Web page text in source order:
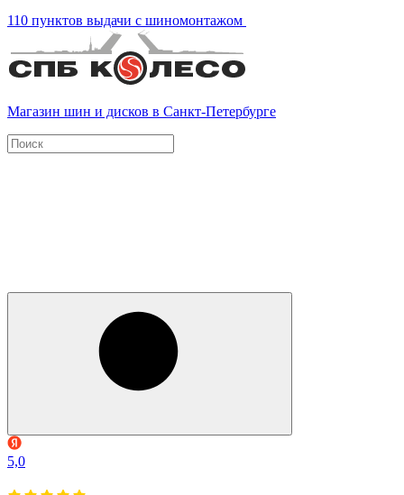
110 пунктов выдачи с шиномонтажом
Магазин шин и дисков в Санкт-Петербурге
5,0